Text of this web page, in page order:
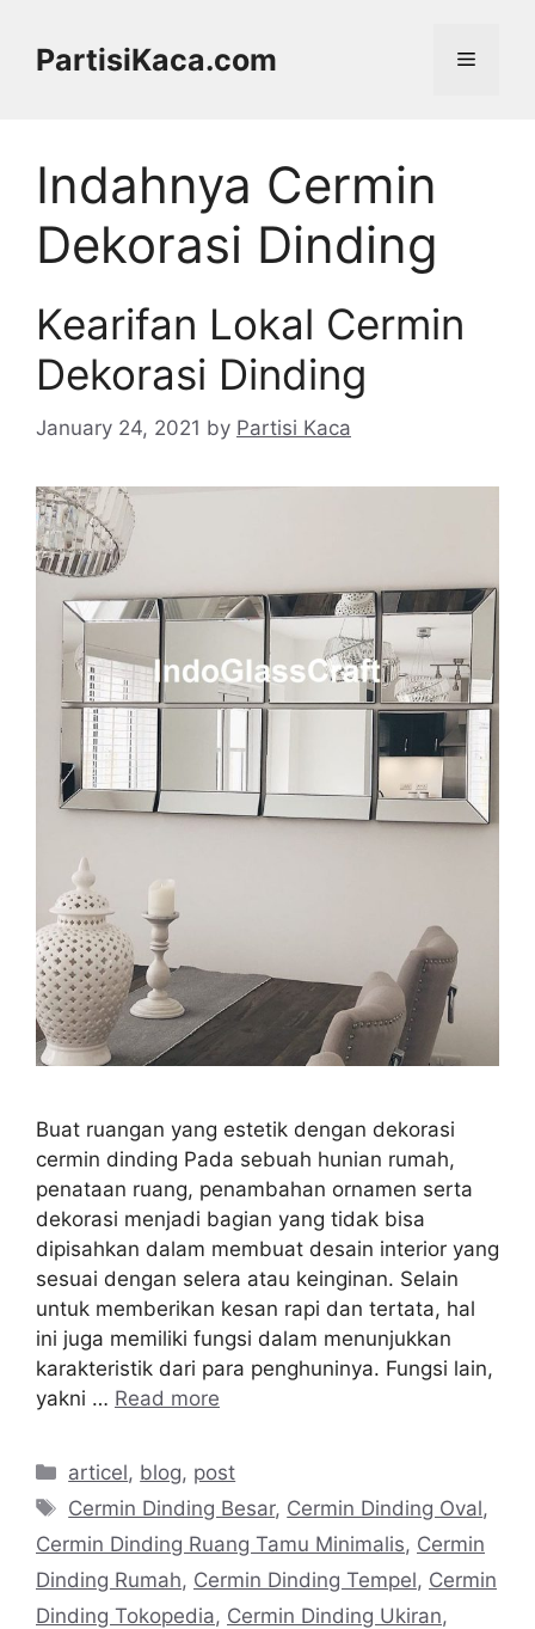
contentPartisiKaca.com Menu
Indahnya Cermin
Dekorasi Dinding
Kearifan Lokal Cermin
Dekorasi Dinding
January 24, 2021 by Partisi Kaca
Buat ruangan yang estetik dengan dekorasi
cermin dinding Pada sebuah hunian rumah,
penataan ruang, penambahan ornamen serta
dekorasi menjadi bagian yang tidak bisa
dipisahkan dalam membuat desain interior yang
sesuai dengan selera atau keinginan. Selain
untuk memberikan kesan rapi dan tertata, hal
ini juga memiliki fungsi dalam menunjukkan
karakteristik dari para penghuninya. Fungsi lain,
yakni … Read more
Categories
articel, blog, post
Tags
Cermin Dinding Besar, Cermin Dinding Oval,
Cermin Dinding Ruang Tamu Minimalis, Cermin
Dinding Rumah, Cermin Dinding Tempel, Cermin
Dinding Tokopedia, Cermin Dinding Ukiran,